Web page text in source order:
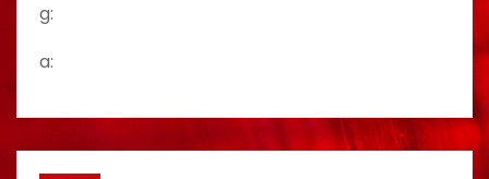
g:
a: